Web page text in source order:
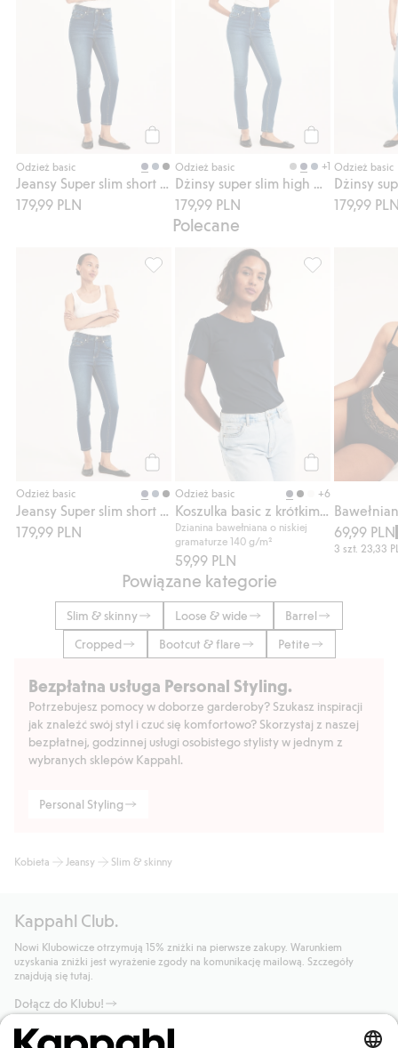
Odzież basic
Jeansy Super slim short leg
179,99 PLN
Odzież basic +1
Dżinsy super slim high waist
179,99 PLN
Odzież basic
179,99
Polecane
Odzież basic
Jeansy Super slim short leg
179,99 PLN
Jeansy Super slim short leg, Dodaj do
Odzież basic +6
Koszulka basic z krótkim rękawem
Dzianina bawełniana o niskiej
gramaturze 140 g/m²
59,99 PLN
69,99 PLN
3 szt.23,33
Powiązane kategorie
Slim & skinny Loose & wide
Barrel
Cropped
Bootcut & flare Petite
Bezpłatna usługa Personal Styling.
Potrzebujesz pomocy w doborze garderoby? Szukasz inspiracji
jak znaleźć swój styl i czuć się komfortowo? Skorzystaj z naszej
bezpłatnej, godzinnej usługi osobistego stylisty w jednym z
wybranych sklepów Kappahl.
Personal Styling
Kobieta Jeansy Slim & skinny
Kappahl Club.
Nowi Klubowicze otrzymują 15% zniżki na pierwsze zakupy. Warunkiem
uzyskania zniżki jest wyrażenie zgody na komunikację mailową. Szczegóły
znajdują się tutaj.
Dołącz do Klubu!